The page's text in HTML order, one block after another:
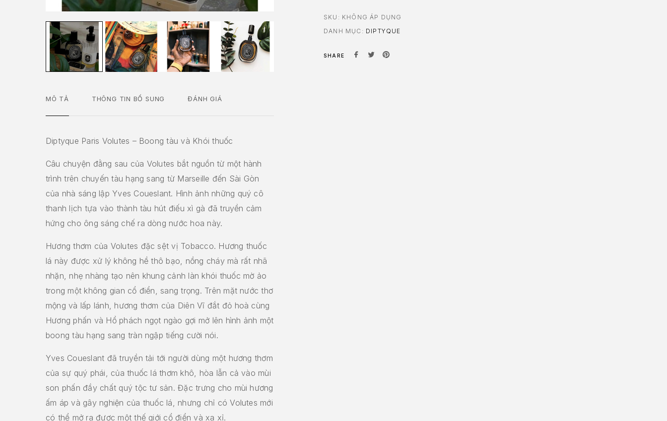
MÔ TẢ THÔNG TIN BỔ SUNG ĐÁNH GIÁ
Diptyque Paris Volutes – Boong tàu và Khói thuốc
Câu chuyện đằng sau của Volutes bắt nguồn từ một hành
trình trên chuyến tàu hạng sang từ Marseille đến Sài Gòn
của nhà sáng lập Yves Coueslant. Hình ảnh những quý cô
thanh lịch tựa vào thành tàu hút điếu xì gà đã truyền cảm
hứng cho ông sáng chế ra dòng nước hoa này.
Hương thơm của Volutes đặc sệt vị Tobacco. Hương thuốc
lá này được xử lý không hề thô bạo, nồng cháy mà rất nhã
nhặn, nhẹ nhàng tạo nên khung cảnh làn khói thuốc mờ ảo
trong một không gian cổ điển, sang trọng. Trên mặt nước thơ
mộng và lấp lánh, hương thơm của Diên Vĩ đắt đỏ hoà cùng
Hương phấn và Hổ phách ngọt ngào gợi mở lên hình ảnh một
boong tàu hạng sang tràn ngập tiếng cười nói.
Yves Coueslant đã truyền tải tới người dùng một hương thơm
của sự quý phái, của thuốc lá thơm khô, hòa lẫn cả vào mùi
son phấn đầy chất quý tộc tư sản. Đặc trưng cho mùi hương
ấm áp và gây nghiện của thuốc lá, nhưng chỉ có Volutes mới
có thể mở ra được một thế giới cổ điển và xa xỉ.
SKU: KHÔNG ÁP DỤNG
DANH MỤC: DIPTYQUE
SHARE